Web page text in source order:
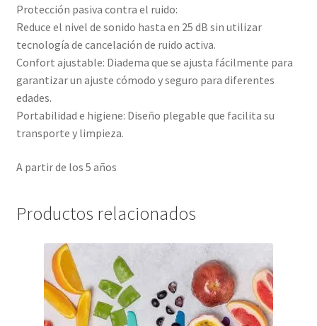
Protección pasiva contra el ruido:
Reduce el nivel de sonido hasta en 25 dB sin utilizar
tecnología de cancelación de ruido activa.
Confort ajustable: Diadema que se ajusta fácilmente para
garantizar un ajuste cómodo y seguro para diferentes
edades.
Portabilidad e higiene: Diseño plegable que facilita su
transporte y limpieza.
A partir de los 5 años
Productos relacionados